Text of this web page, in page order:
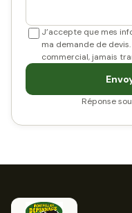
J’accepte que mes
ma demande de
commercial, jamais
Réponse